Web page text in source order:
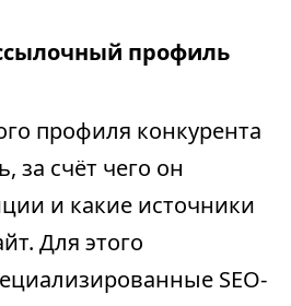
профиль
профиля конкурента
за счёт чего он
и какие источники
Для этого
SEO-